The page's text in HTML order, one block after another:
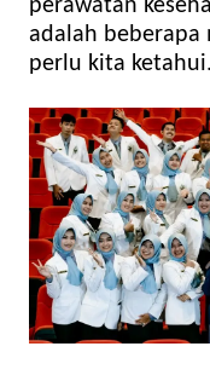
perawatan
adalah beberapa
perlu kita ketahui.